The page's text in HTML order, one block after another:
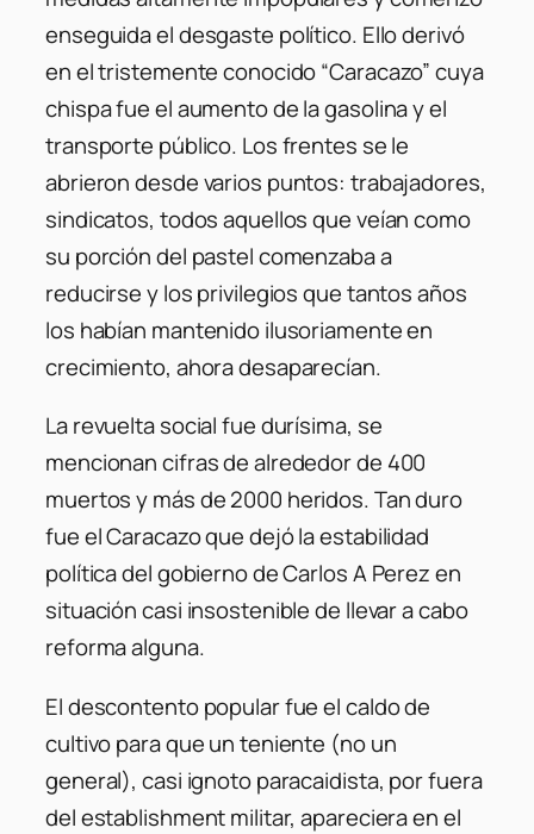
enseguida el desgaste político. Ello derivó
en el tristemente conocido “Caracazo” cuya
chispa fue el aumento de la gasolina y el
transporte público. Los frentes se le
abrieron desde varios puntos: trabajadores,
sindicatos, todos aquellos que veían como
su porción del pastel comenzaba a
reducirse y los privilegios que tantos años
los habían mantenido ilusoriamente en
crecimiento, ahora desaparecían.
La revuelta social fue durísima, se
mencionan cifras de alrededor de 400
muertos y más de 2000 heridos. Tan duro
fue el Caracazo que dejó la estabilidad
política del gobierno de Carlos A Perez en
situación casi insostenible de llevar a cabo
reforma alguna.
El descontento popular fue el caldo de
cultivo para que un teniente (no un
general), casi ignoto paracaidista, por fuera
del establishment militar, apareciera en el